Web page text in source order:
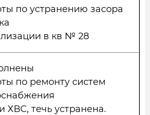
по устранению засора
в кв № 28
по ремонту систем
ХВС, течь устранена.